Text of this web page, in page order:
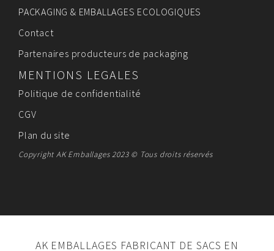
PACKAGING & EMBALLAGES ECOLOGIQUES
Contact
Partenaires producteurs de packaging
MENTIONS LEGALES
Politique de confidentialité
CGV
Plan du site
Copyright AK Emballages 2023 © Tous droits réservés
AK EMBALLAGES FABRICANT DE SACS EN